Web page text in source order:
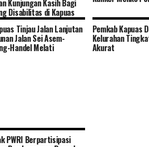
Kunjungan Kasih Bagi
Disabilitas di Kapuas
Tinjau Jalan Lanjutan
Jalan Sei Asem-
Handel Melati
Pemkab Kapuas
Kelurahan
Akurat
PWRI Berpartisipasi